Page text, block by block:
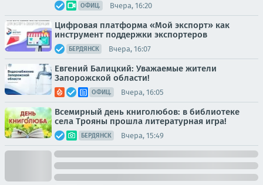
ОФИЦ. Вчера, 16:20
Цифровая платформа «Мой экспорт» как
инструмент поддержки экспортеров
БЕРДЯНСК Вчера, 16:07
Евгений Балицкий: Уважаемые жители
Запорожской области!
ОФИЦ. Вчера, 16:05
Всемирный день книголюбов: в библиотеке
села Трояны прошла литературная игра!
БЕРДЯНСК Вчера, 15:49